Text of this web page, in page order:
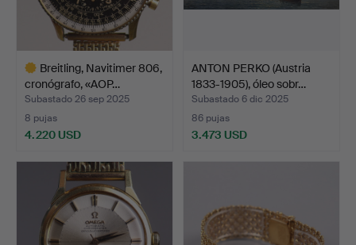
Breitling, Navitimer 806,
cronógrafo, «AOP…
Subastado 26 sep 2025
8 pujas
4.220 USD
seleccionado
ANTON PERKO (Austria
1833-1905), óleo sobr…
Subastado 6 dic 2025
86 pujas
3.473 USD